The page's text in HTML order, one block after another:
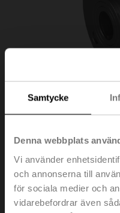
Samtycke
Denna webbplats
Vi använder
och annonserna till
för sociala medier och
vidarebefordrar även
R7032R-
MP